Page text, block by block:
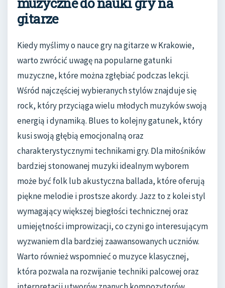
gitarze
Kiedy myślimy o nauce gry na gitarze w Krakowie,
warto zwrócić uwagę na popularne gatunki
muzyczne, które można zgłębiać podczas lekcji.
Wśród najczęściej wybieranych stylów znajduje się
rock, który przyciąga wielu młodych muzyków swoją
energią i dynamiką. Blues to kolejny gatunek, który
kusi swoją głębią emocjonalną oraz
charakterystycznymi technikami gry. Dla miłośników
bardziej stonowanej muzyki idealnym wyborem
może być folk lub akustyczna ballada, które oferują
piękne melodie i prostsze akordy. Jazz to z kolei styl
wymagający większej biegłości technicznej oraz
umiejętności improwizacji, co czyni go interesującym
wyzwaniem dla bardziej zaawansowanych uczniów.
Warto również wspomnieć o muzyce klasycznej,
która pozwala na rozwijanie techniki palcowej oraz